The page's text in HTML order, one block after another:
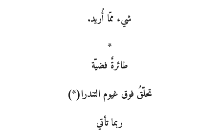
شيء ممّا أُريد.
*
طائرةٌ فضيّة
تحلّقُ فوق غيوم التندرا(*)
ربما تأتي